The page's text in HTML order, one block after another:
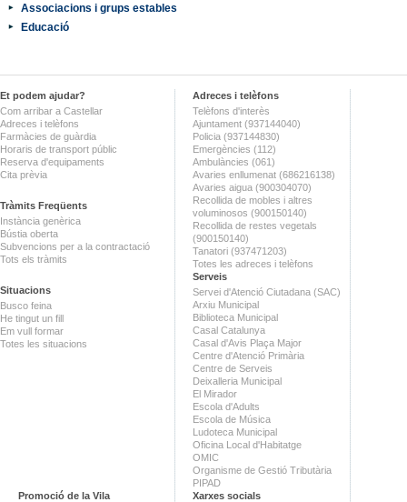
Associacions i grups estables
Educació
Et podem ajudar?
Com arribar a Castellar
Adreces i telèfons
Farmàcies de guàrdia
Horaris de transport públic
Reserva d'equipaments
Cita prèvia
Tràmits Freqüents
Instància genèrica
Bústia oberta
Subvencions per a la contractació
Tots els tràmits
Situacions
Busco feina
He tingut un fill
Em vull formar
Totes les situacions
Adreces i telèfons
Telèfons d'interès
Ajuntament (937144040)
Policia (937144830)
Emergències (112)
Ambulàncies (061)
Avaries enllumenat (686216138)
Avaries aigua (900304070)
Recollida de mobles i altres
voluminosos (900150140)
Recollida de restes vegetals
(900150140)
Tanatori (937471203)
Totes les adreces i telèfons
Serveis
Servei d'Atenció Ciutadana (SAC)
Arxiu Municipal
Biblioteca Municipal
Casal Catalunya
Casal d'Avis Plaça Major
Centre d'Atenció Primària
Centre de Serveis
Deixalleria Municipal
El Mirador
Escola d'Adults
Escola de Música
Ludoteca Municipal
Oficina Local d'Habitatge
OMIC
Organisme de Gestió Tributària
PIPAD
Promoció de la Vila
Xarxes socials